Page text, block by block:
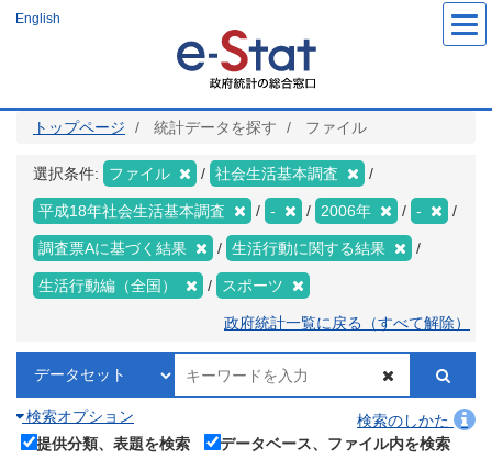
ツ
English
トップページ 統計データを探す ファイル
選択条件: ファイル 社会生活基本調査
平成18年社会生活基本調査 - 2006年 -
調査票Aに基づく結果 生活行動に関する結果
生活行動編（全国） スポーツ
政府統計一覧に戻る（すべて解除）
検索オプション
検索のしかた
提供分類、表題を検索
データベース、ファイル内を検索